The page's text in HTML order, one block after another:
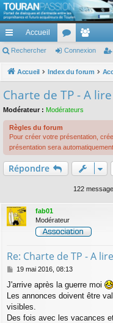
TouranPassion
Le forum des propriétaires ou futurs
cc
ès
pi
de
Accueil
or
u
e
m
Rechercher Connexion
Accueil Index du forum
Charte de TP - A lire
Modérateur : Modérateurs
Règles du forum
Pour créer votre présentation,
présentation sera
Répondre
122
fab01
Modérateur
Re: Charte de TP - A lire
M
s
s
a
g
19 mai 2016, 08:13
J'arrive après la guerre moi
Les annonces doivent être
visibles.
Des fois avec les vacances